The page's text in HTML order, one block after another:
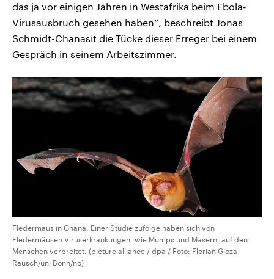
das ja vor einigen Jahren in Westafrika beim Ebola-
Virusausbruch gesehen haben“, beschreibt Jonas
Schmidt-Chanasit die Tücke dieser Erreger bei einem
Gespräch in seinem Arbeitszimmer.
Fledermaus in Ghana. Einer Studie zufolge haben sich von
Fledermäusen Viruserkrankungen, wie Mumps und Masern, auf den
Menschen verbreitet. (picture alliance / dpa / Foto: Florian Gloza-
Rausch/uni Bonn/no)